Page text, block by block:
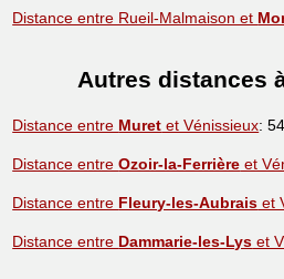
Distance entre Rueil-Malmaison et
Autres distances
Distance entre Muret et Vénissieux:
Distance entreOzoir-la-Ferrière et
Distance entre Fleury-les-Aubrais et
Distance entre Dammarie-les-Lys et